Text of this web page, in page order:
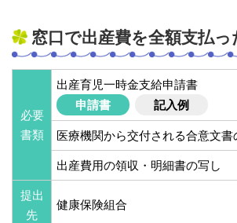
窓口で出産費を全額支払っ
必要
書類
出産育児一時金支給申請書
申請書
記入例
医療機関から交付される合意文書
出産費用の領収・明細書の写し
提出
先
健康保険組合